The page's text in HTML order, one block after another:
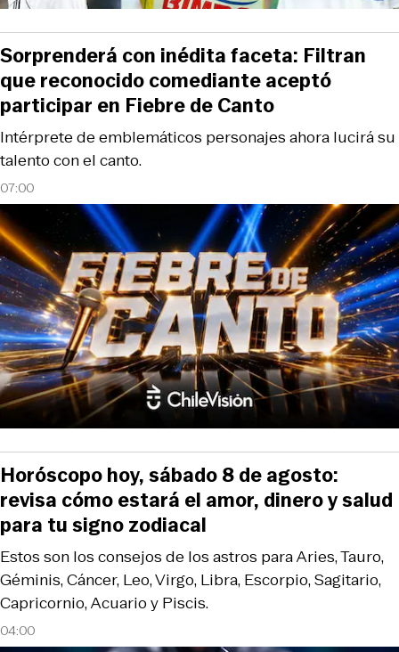
07:00
Intérprete de emblemáticos personajes ahora lucirá su
talento con el canto.
Sorprenderá con inédita faceta: Filtran
que reconocido comediante aceptó
participar en Fiebre de Canto
04:00
Estos son los consejos de los astros para Aries, Tauro,
Géminis, Cáncer, Leo, Virgo, Libra, Escorpio, Sagitario,
Capricornio, Acuario y Piscis.
Horóscopo hoy, sábado 8 de agosto:
revisa cómo estará el amor, dinero y salud
para tu signo zodiacal